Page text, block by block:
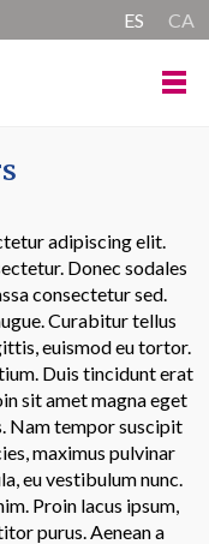
ES CA
adipiscing elit.
Donec sodales
consectetur sed.
Curabitur tellus
euismod eu tortor.
Duis tincidunt erat
sit amet magna eget
Nam tempor suscipit
maximus pulvinar
eu vestibulum nunc.
Proin lacus ipsum,
purus. Aenean a